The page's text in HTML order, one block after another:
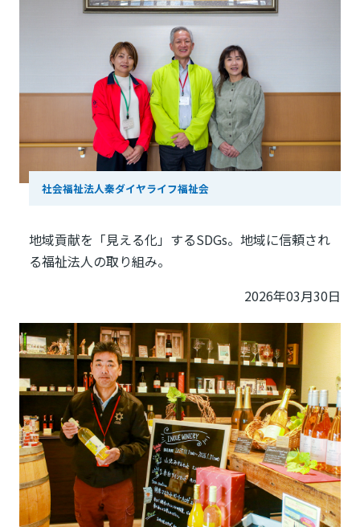
社会福祉法人秦ダイヤライフ福祉会
地域貢献を「見える化」するSDGs。地域に信頼され
る福祉法人の取り組み。
2026年03月30日